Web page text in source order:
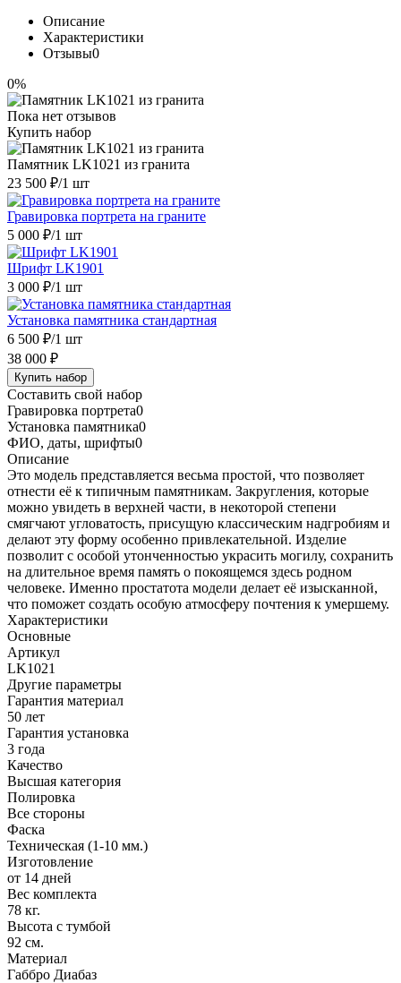
Описание
Характеристики
Отзывы0
0%
Пока нет отзывов
Купить набор
Памятник LK1021 из гранита
23 500 ₽/1 шт
Гравировка портрета на граните
5 000 ₽/1 шт
Шрифт LK1901
3 000 ₽/1 шт
Установка памятника стандартная
6 500 ₽/1 шт
38 000 ₽
Купить набор
Составить свой набор
Гравировка портрета0
Установка памятника0
ФИО, даты, шрифты0
Описание
Это модель представляется весьма простой, что позволяет
отнести её к типичным памятникам. Закругления, которые
можно увидеть в верхней части, в некоторой степени
смягчают угловатость, присущую классическим надгробиям и
делают эту форму особенно привлекательной. Изделие
позволит с особой утонченностью украсить могилу, сохранить
на длительное время память о покоящемся здесь родном
человеке. Именно простатота модели делает её изысканной,
что поможет создать особую атмосферу почтения к умершему.
Характеристики
Основные
Артикул
LK1021
Другие параметры
Гарантия материал
50 лет
Гарантия установка
3 года
Качество
Высшая категория
Полировка
Все стороны
Фаска
Техническая (1-10 мм.)
Изготовление
от 14 дней
Вес комплекта
78 кг.
Высота с тумбой
92 см.
Материал
Габбро Диабаз